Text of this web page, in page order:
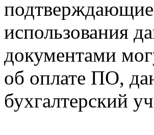
подтверждающие
использования
документами
об оплате ПО,
бухгалтерский